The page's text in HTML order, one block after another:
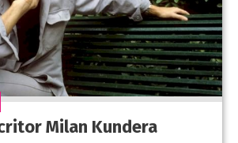
Milan Kundera